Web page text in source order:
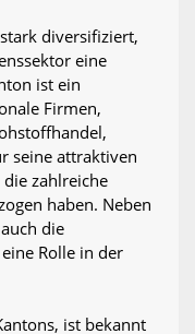
diversifiziert,
eine
ist ein
Firmen,
seine attraktiven
zahlreiche
haben. Neben
die
Rolle in der
ist bekannt